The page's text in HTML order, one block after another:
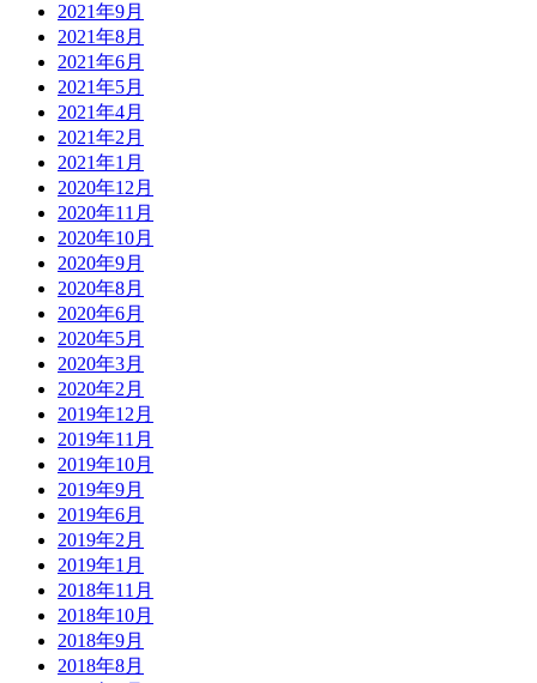
2021年9月
2021年8月
2021年6月
2021年5月
2021年4月
2021年2月
2021年1月
2020年12月
2020年11月
2020年10月
2020年9月
2020年8月
2020年6月
2020年5月
2020年3月
2020年2月
2019年12月
2019年11月
2019年10月
2019年9月
2019年6月
2019年2月
2019年1月
2018年11月
2018年10月
2018年9月
2018年8月